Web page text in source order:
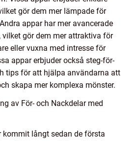
gör dem mer lämpade för
appar har mer avancerade
vilket gör dem mer attraktiva för
eller vuxna med intresse för
appar erbjuder också steg-för-
tips för att hjälpa användarna att
skapa mer komplexa mönster.
av För- och Nackdelar med
kommit långt sedan de första